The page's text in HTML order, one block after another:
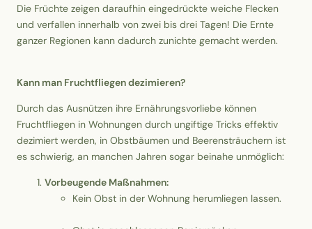
Die Früchte zeigen daraufhin eingedrückte weiche Flecken
und verfallen innerhalb von zwei bis drei Tagen! Die Ernte
ganzer Regionen kann dadurch zunichte gemacht werden.
Kann man Fruchtfliegen dezimieren?
Durch das Ausnützen ihre Ernährungsvorliebe können
Fruchtfliegen in Wohnungen durch ungiftige Tricks effektiv
dezimiert werden, in Obstbäumen und Beerensträuchern ist
es schwierig, an manchen Jahren sogar beinahe unmöglich:
Vorbeugende Maßnahmen:
Kein Obst in der Wohnung herumliegen lassen.